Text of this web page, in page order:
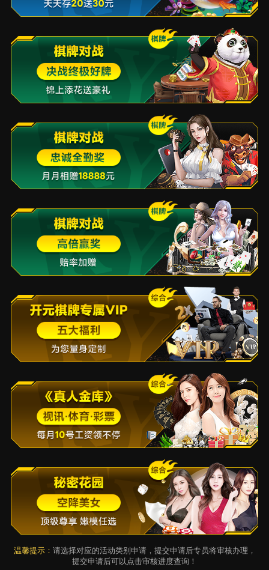
温馨提示： 请选择对应的活动类别申请，提交申请后专员将审核办理，
提交申请后可以点击审核进度查询！